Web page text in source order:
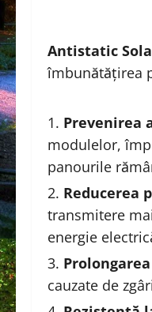
Antistatic
îmbunătățirea
Prevenirea
modulelor,
panourile
Reducerea
transmitere
energie
cauzate de